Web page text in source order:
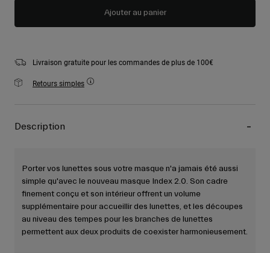
Ajouter au panier
Livraison gratuite pour les commandes de plus de 100€
Retours simples
Description
Porter vos lunettes sous votre masque n'a jamais été aussi
simple qu'avec le nouveau masque Index 2.0. Son cadre
finement conçu et son intérieur offrent un volume
supplémentaire pour accueillir des lunettes, et les découpes
au niveau des tempes pour les branches de lunettes
permettent aux deux produits de coexister harmonieusement.